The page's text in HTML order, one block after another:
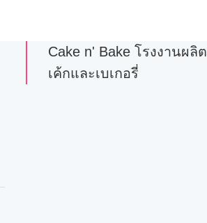
Cake n' Bake โรงงานผลิต
เค้กและเบเกอรี่